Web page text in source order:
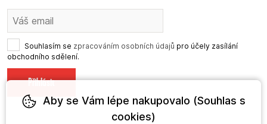
Souhlasím se zpracováním osobních údajů pro účely zasílání
obchodního sdělení.
Aby se Vám lépe nakupovalo (Souhlas s
cookies)